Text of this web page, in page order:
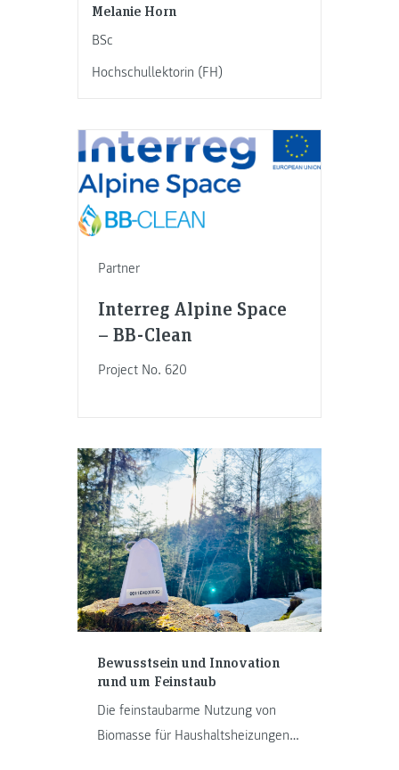
Melanie Horn
BSc
Hochschullektorin (FH)
Partner
Interreg Alpine Space
– BB-Clean
Project No. 620
Bewusstsein und Innovation
rund um Feinstaub
Die feinstaubarme Nutzung von
Biomasse für Haushaltsheizungen